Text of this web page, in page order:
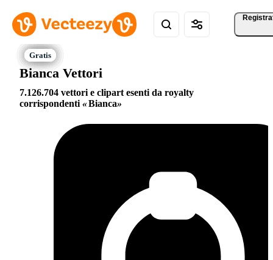
Bianca Vettori
7.126.704 vettori e clipart esenti da royalty
corrispondenti
Bianca